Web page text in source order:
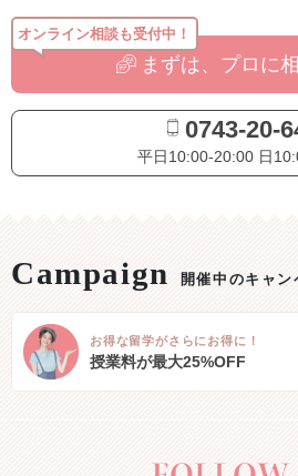
オンライン相談も受付中！
まずは、プロに
0743-20-
平日10:00-20:00 日
開催中のキャン
お得な留学がさらにお得に！
授業料が最大25%OFF